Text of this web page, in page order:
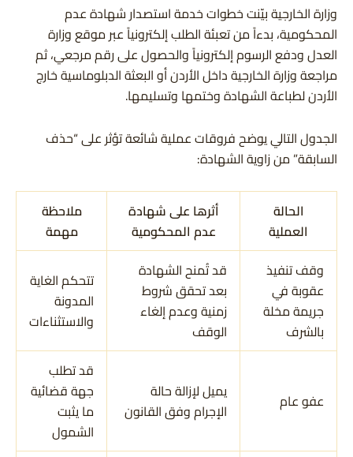
وزارة الخارجية بيّنت خطوات خدمة استصدار شهادة عدم
المحكومية، بدءاً من تعبئة الطلب إلكترونياً عبر موقع وزارة
العدل ودفع الرسوم إلكترونياً والحصول على رقم مرجعي، ثم
مراجعة وزارة الخارجية داخل الأردن أو البعثة الدبلوماسية خارج
الأردن لطباعة الشهادة وختمها وتسليمها.
الجدول التالي يوضح فروقات عملية شائعة تؤثر على “حذف
السابقة” من زاوية الشهادة:
الحالة
العملية
أثرها على شهادة
عدم المحكومية
ملاحظة
مهمة
وقف تنفيذ
عقوبة في
جريمة مخلة
بالشرف
قد تُمنح الشهادة
بعد تحقق شروط
زمنية وعدم إلغاء
الوقف
تتحكم الغاية
المدونة
والاستثناءات
عفو عام
يميل لإزالة حالة
الإجرام وفق القانون
قد تطلب
جهة قضائية
ما يثبت
الشمول